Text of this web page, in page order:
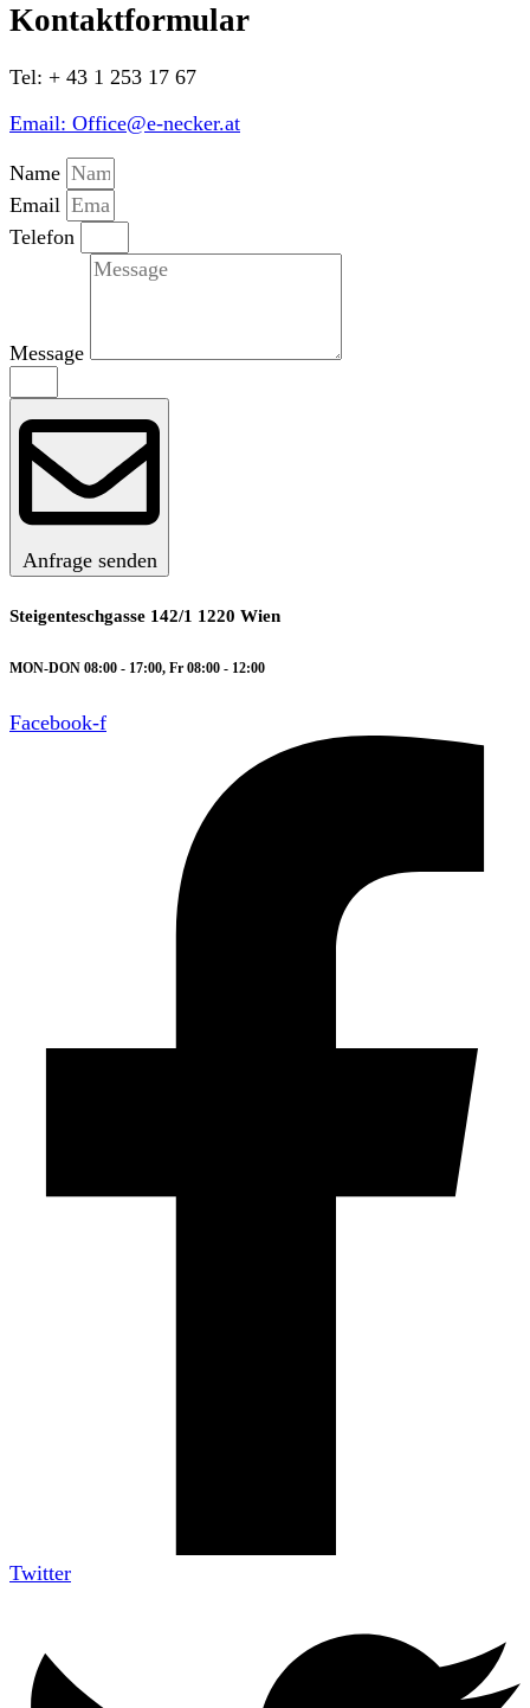
Kontaktformular
Tel: + 43 1 253 17 67
Email: Office@e-necker.at
Name
Email
Telefon
Message
Anfrage senden
Steigenteschgasse 142/1 1220 Wien
MON-DON 08:00 - 17:00, Fr 08:00 - 12:00
Facebook-f
Twitter